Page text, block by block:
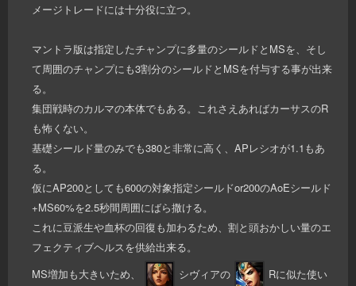
メージトレードには十分役に立つ。
マントラ版は指定したチャンプに多量のシールドとMSを、そし
て周囲のチャンプにも3割分のシールドとMSを付与する事が出来
る。
集団戦時のカルマの本体でもある。これさえあればカーサスのR
も怖くない。
基礎シールド量のみでも380と非常に高く、APレシオが1.1もあ
る。
仮にAP200としても600の対象指定シールドor200のAoEシールド
+MS60%を2.5秒間周囲にばら撒ける。
これに豆派生や血杯の回復も加わるため、割と頭おかしい量のエ
フェクティブヘルスを供給出来る。
MS増加も大きいため、
シヴィアの Rに似た使い